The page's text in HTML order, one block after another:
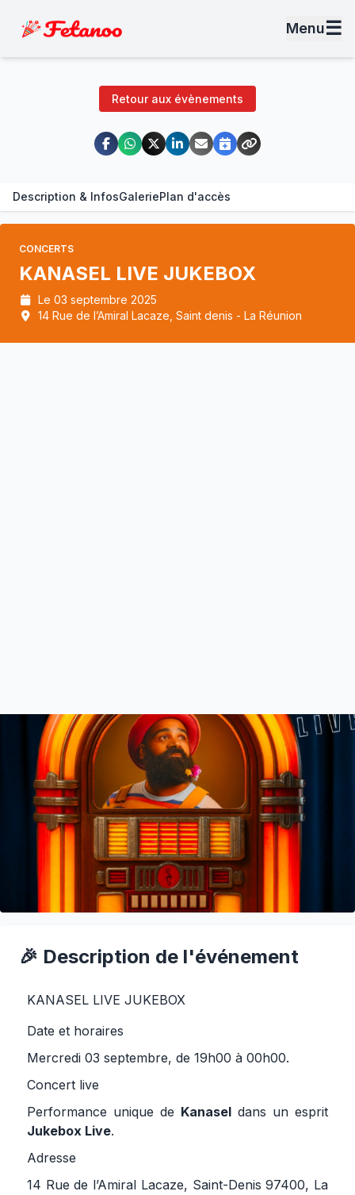
Menu☰
Retour aux évènements
Description & InfosGaleriePlan d'accès
CONCERTS
KANASEL LIVE JUKEBOX
Le 03 septembre 2025
14 Rue de l’Amiral Lacaze, Saint denis - La Réunion
🎉 Description de l'événement
KANASEL LIVE JUKEBOX
Date et horaires
Mercredi 03 septembre, de 19h00 à 00h00.
Concert live
Performance unique de Kanasel dans un esprit
Jukebox Live.
Adresse
14 Rue de l’Amiral Lacaze, Saint-Denis 97400, La